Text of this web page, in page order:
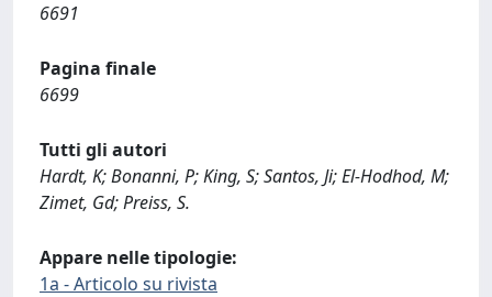
6691
Pagina finale
6699
Tutti gli autori
Hardt, K; Bonanni, P; King, S; Santos, Ji; El-Hodhod, M;
Zimet, Gd; Preiss, S.
Appare nelle tipologie:
1a - Articolo su rivista